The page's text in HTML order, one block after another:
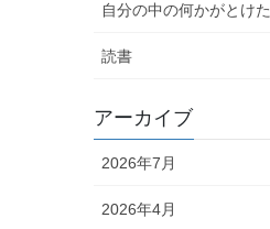
自分の中の何かがとけた
読書
アーカイブ
2026年7月
2026年4月